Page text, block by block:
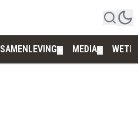
SAMENLEVING MEDIA